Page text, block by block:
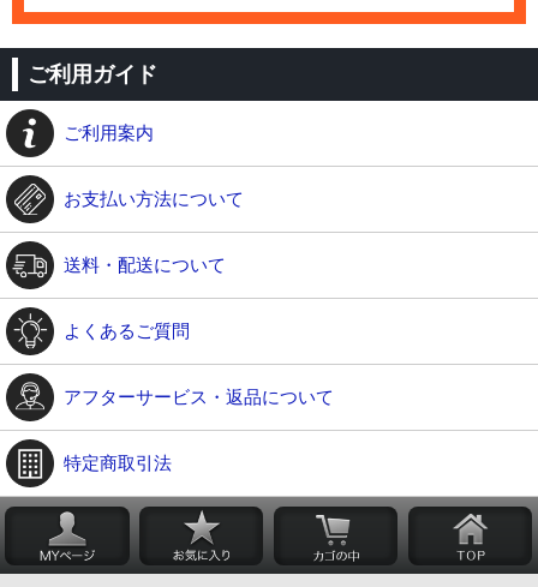
ご利用ガイド
ご利用案内
お支払い方法について
送料・配送について
よくあるご質問
アフターサービス・返品について
特定商取引法